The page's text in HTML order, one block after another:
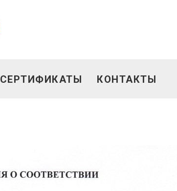
СЕРТИФИКАТЫ КОНТАКТЫ